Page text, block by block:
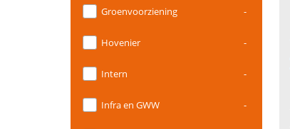
Groenvoorziening -
Hovenier -
Intern -
Infra en GWW -